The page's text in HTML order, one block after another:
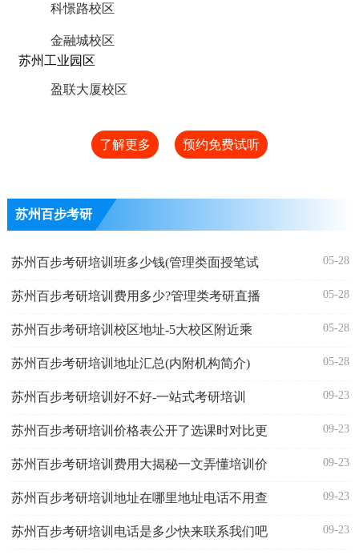
科憬路校区
金融城校区
苏州工业园区
盈联大厦校区
了解更多 预约免费试听
苏州百步考研
苏州百步考研培训班多少钱(管理类面授笔试 05-28
苏州百步考研培训费用多少?管理类考研直播 05-28
苏州百步考研培训校区地址-5大校区附近乘 05-28
苏州百步考研培训地址汇总(内附机构简介) 05-28
苏州百步考研培训好不好-一站式考研培训 09-23
苏州百步考研培训价格表公开了选课时对比更 09-23
苏州百步考研培训费用大揭秘一文弄懂培训价 09-23
苏州百步考研培训地址在哪里地址电话不用查 09-23
苏州百步考研培训电话是多少快来联系我们吧 09-23